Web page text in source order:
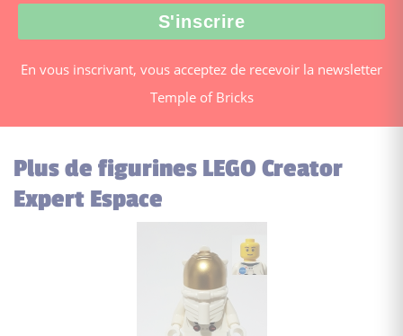
En vous inscrivant, vous acceptez de recevoir la newsletter
Temple of Bricks
Plus de figurines LEGO Creator
Expert Espace